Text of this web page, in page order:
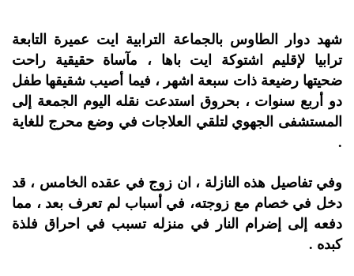
شهد دوار الطاوس بالجماعة الترابية ايت عميرة التابعة
ترابيا لإقليم اشتوكة ايت باها ، مآساة حقيقية راحت
ضحيتها رضيعة ذات سبعة اشهر ، فيما أصيب شقيقها طفل
دو أربع سنوات ، بحروق استدعت نقله اليوم الجمعة إلى
المستشفى الجهوي لتلقي العلاجات في وضع محرج للغاية
.
وفي تفاصيل هذه النازلة ، ان زوج في عقده الخامس ، قد
دخل في خصام مع زوجته، في أسباب لم تعرف بعد ، مما
دفعه إلى إضرام النار في منزله تسبب في احراق فلذة
كبده .